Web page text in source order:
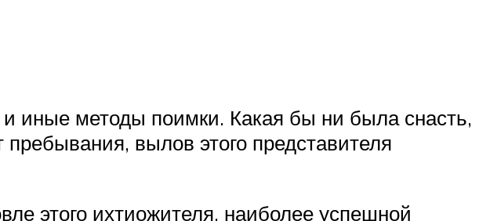
иные методы поимки. Какая бы ни была снасть,
вылов этого представителя
этого ихтиожителя, наиболее успешной